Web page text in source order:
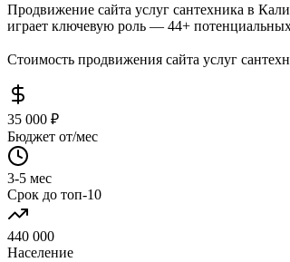
Продвижение сайта услуг сантехника в
играет ключевую роль — 44+
Стоимость продвижения сайта услуг
35 000 ₽
Бюджет от/мес
3-5 мес
Срок до топ-10
440 000
Население